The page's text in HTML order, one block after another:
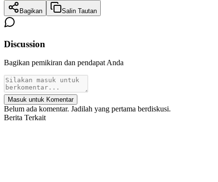
Bagikan Salin Tautan
Discussion
Bagikan pemikiran dan pendapat Anda
Masuk untuk Komentar
Belum ada komentar. Jadilah yang pertama berdiskusi.
Berita Terkait